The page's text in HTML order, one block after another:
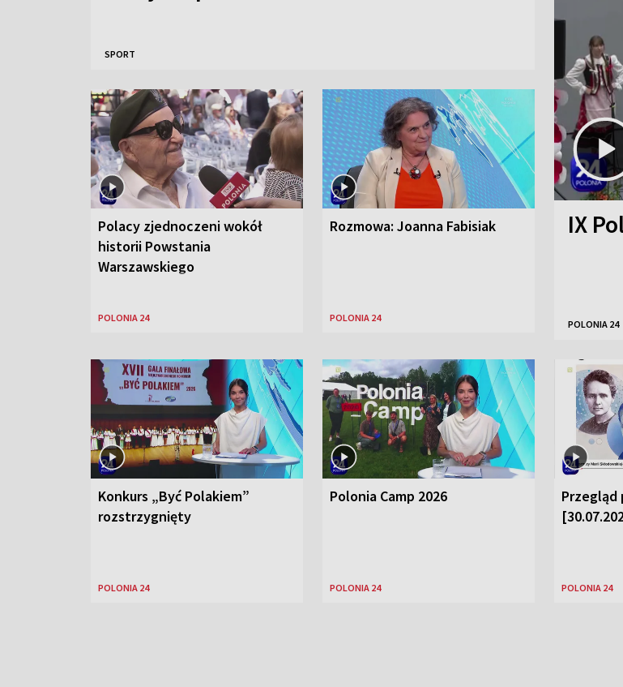
SPORT
Polacy zjednoczeni wokół
historii Powstania
Warszawskiego
POLONIA 24
Rozmowa: Joanna Fabisiak
POLONIA 24
IX
POLONIA 24
Konkurs „Być Polakiem”
rozstrzygnięty
POLONIA 24
Polonia Camp 2026
POLONIA 24 POLONIA 24